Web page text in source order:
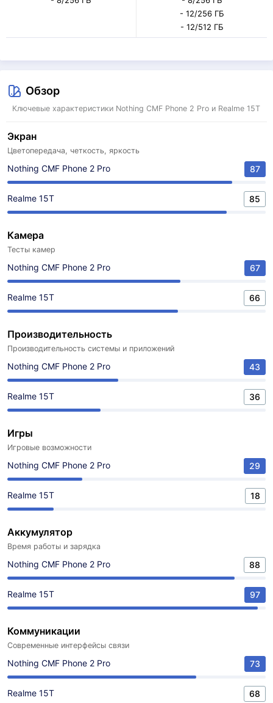
- 12/256 ГБ
- 12/512 ГБ
Обзор
Ключевые характеристики Nothing CMF Phone 2 Pro и Realme 15T
Экран
Цветопередача, четкость, яркость
Nothing CMF Phone 2 Pro 87
Realme 15T 85
Камера
Тесты камер
Nothing CMF Phone 2 Pro 67
Realme 15T 66
Производительность
Производительность системы и приложений
Nothing CMF Phone 2 Pro 43
Realme 15T 36
Игры
Игровые возможности
Nothing CMF Phone 2 Pro 29
Realme 15T 18
Аккумулятор
Время работы и зарядка
Nothing CMF Phone 2 Pro 88
Realme 15T 97
Коммуникации
Современные интерфейсы связи
Nothing CMF Phone 2 Pro 73
Realme 15T 68